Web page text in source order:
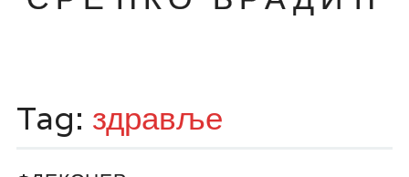
content
Tag: здравље